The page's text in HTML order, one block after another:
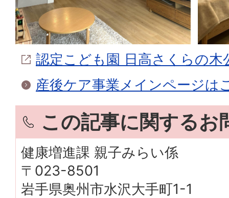
認定こども園 日高さくらの木
産後ケア事業メインページは
この記事に関するお
健康増進課 親子みらい係
〒023-8501
岩手県奥州市水沢大手町1-1